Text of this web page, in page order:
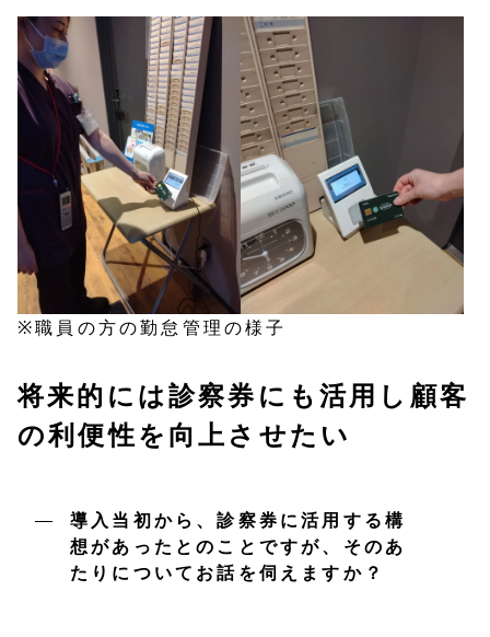
※職員の方の勤怠管理の様子
将来的には診察券にも活用し顧客
の利便性を向上させたい
導入当初から、診察券に活用する構
想があったとのことですが、そのあ
たりについてお話を伺えますか？